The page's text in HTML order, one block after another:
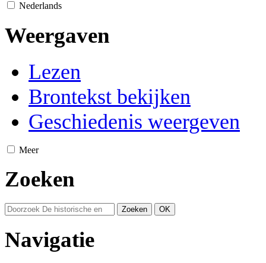
Nederlands
Weergaven
Lezen
Brontekst bekijken
Geschiedenis weergeven
Meer
Zoeken
Navigatie